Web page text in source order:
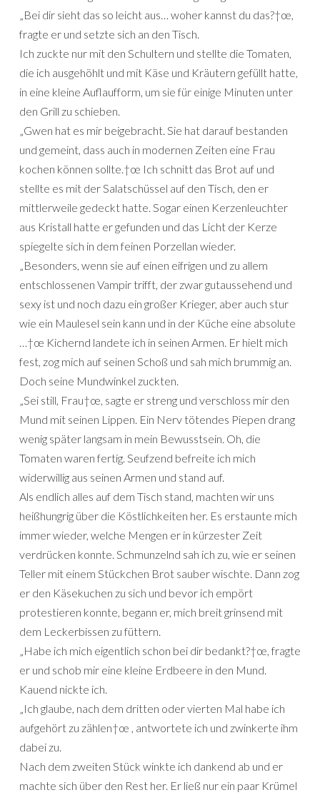
„Bei dir sieht das so leicht aus… woher kannst du das?†œ,
fragte er und setzte sich an den Tisch.
Ich zuckte nur mit den Schultern und stellte die Tomaten,
die ich ausgehöhlt und mit Käse und Kräutern gefüllt hatte,
in eine kleine Auflaufform, um sie für einige Minuten unter
den Grill zu schieben.
„Gwen hat es mir beigebracht. Sie hat darauf bestanden
und gemeint, dass auch in modernen Zeiten eine Frau
kochen können sollte.†œ Ich schnitt das Brot auf und
stellte es mit der Salatschüssel auf den Tisch, den er
mittlerweile gedeckt hatte. Sogar einen Kerzenleuchter
aus Kristall hatte er gefunden und das Licht der Kerze
spiegelte sich in dem feinen Porzellan wieder.
„Besonders, wenn sie auf einen eifrigen und zu allem
entschlossenen Vampir trifft, der zwar gutaussehend und
sexy ist und noch dazu ein großer Krieger, aber auch stur
wie ein Maulesel sein kann und in der Küche eine absolute
…†œ Kichernd landete ich in seinen Armen. Er hielt mich
fest, zog mich auf seinen Schoß und sah mich brummig an.
Doch seine Mundwinkel zuckten.
„Sei still, Frau†œ, sagte er streng und verschloss mir den
Mund mit seinen Lippen. Ein Nerv tötendes Piepen drang
wenig später langsam in mein Bewusstsein. Oh, die
Tomaten waren fertig. Seufzend befreite ich mich
widerwillig aus seinen Armen und stand auf.
Als endlich alles auf dem Tisch stand, machten wir uns
heißhungrig über die Köstlichkeiten her. Es erstaunte mich
immer wieder, welche Mengen er in kürzester Zeit
verdrücken konnte. Schmunzelnd sah ich zu, wie er seinen
Teller mit einem Stückchen Brot sauber wischte. Dann zog
er den Käsekuchen zu sich und bevor ich empört
protestieren konnte, begann er, mich breit grinsend mit
dem Leckerbissen zu füttern.
„Habe ich mich eigentlich schon bei dir bedankt?†œ, fragte
er und schob mir eine kleine Erdbeere in den Mund.
Kauend nickte ich.
„Ich glaube, nach dem dritten oder vierten Mal habe ich
aufgehört zu zählen†œ , antwortete ich und zwinkerte ihm
dabei zu.
Nach dem zweiten Stück winkte ich dankend ab und er
machte sich über den Rest her. Er ließ nur ein paar Krümel